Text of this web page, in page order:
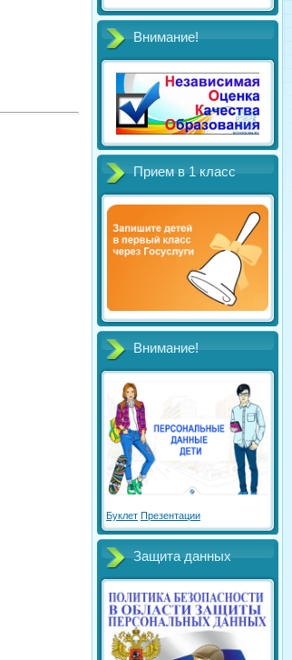
Внимание!
Прием в 1 класс
Внимание!
Буклет Презентации
Защита данных